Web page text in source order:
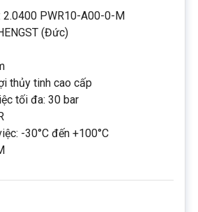
2.0400 PWR10-A00-0-M
(Đức)
thủy tinh cao cấp
tối đa: 30 bar
-30°C đến +100°C